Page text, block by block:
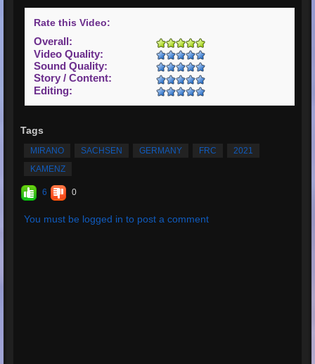
Rate this Video:
Overall:
Video Quality:
Sound Quality:
Story / Content:
Editing:
Tags
MIRANO SACHSEN GERMANY FRC
2021
KAMENZ
6 0
You must be logged in to post a comment